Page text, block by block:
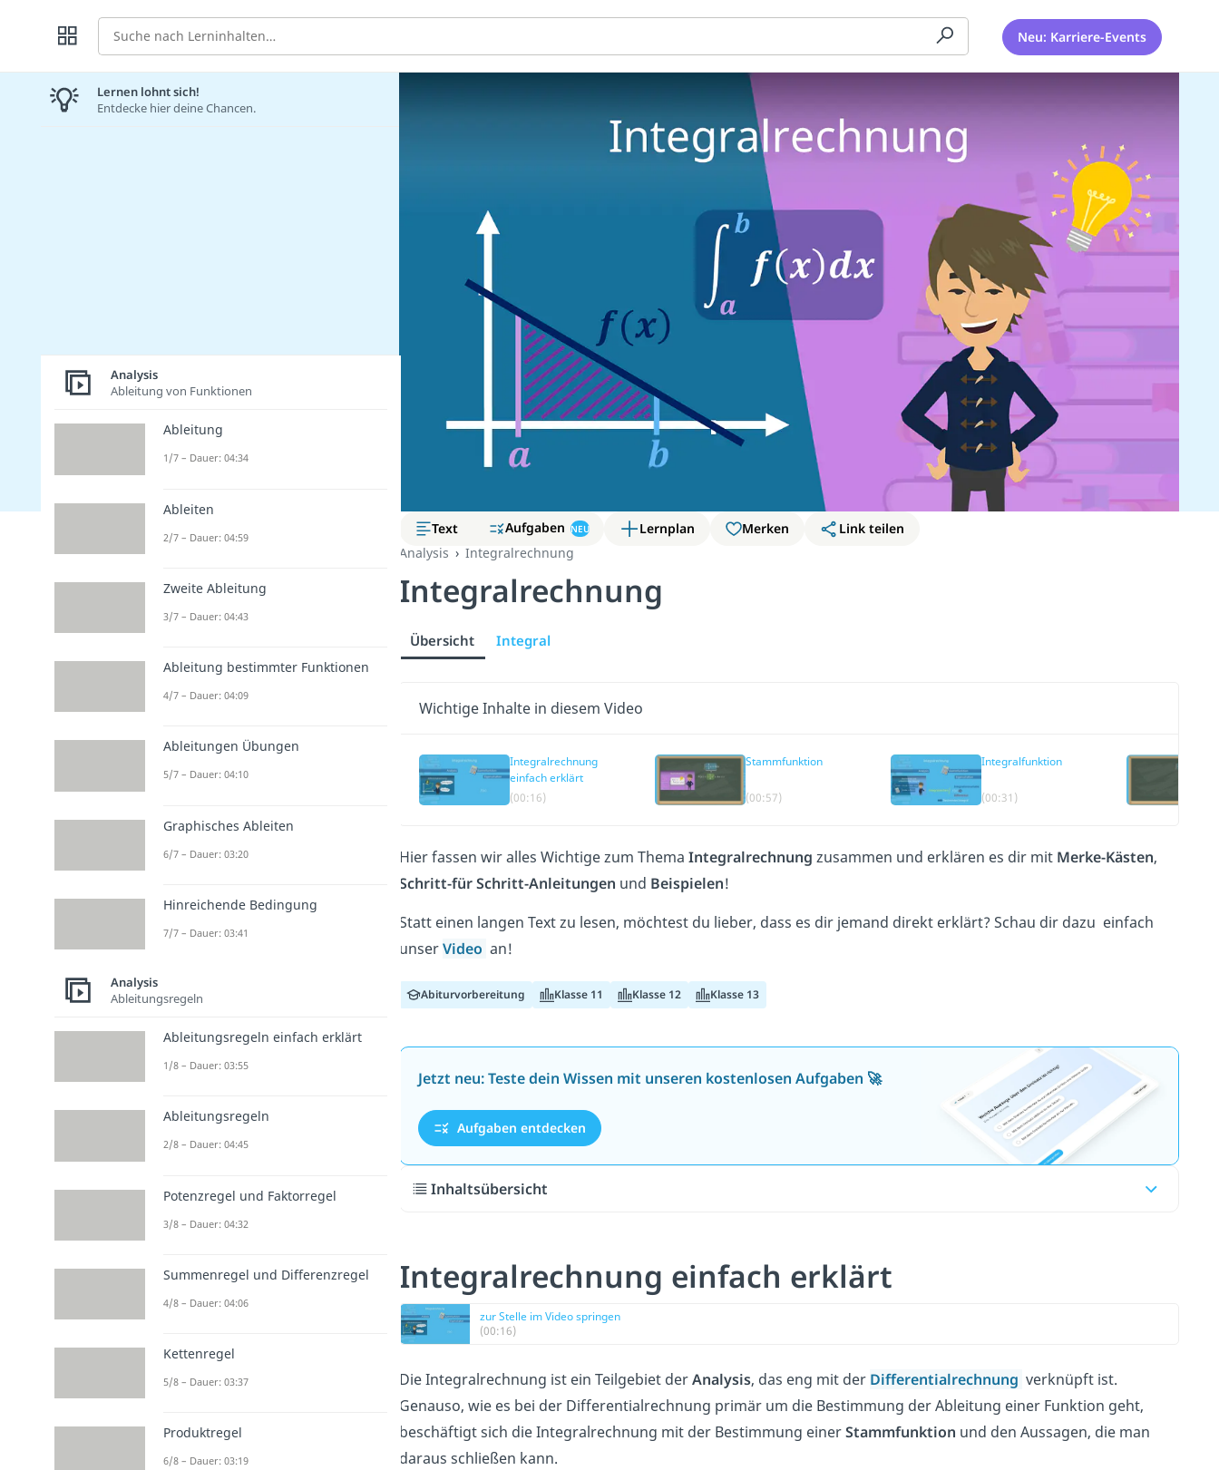
Suche Neu: Karriere-Events
Text Aufgaben NEU Lernplan Merken
Link teilen
Analysis
Integralrechnung
Integralrechnung
Übersicht Integral
Wichtige Inhalte in diesem Video
Integralrechnung
einfach erklärt
(00:16)
Stammfunktion
(00:57)
Integralfunktion
(00:31)
Hier fassen wir alles Wichtige zum Thema Integralrechnung zusammen und erklären es dir mitMerke-Kästen,
Schritt-für Schritt-Anleitungen und Beispielen!
Statt einen langen Text zu lesen, möchtest du lieber, dass es dir jemand direkt erklärt? Schau dir dazu einfach
unserVideo an!
Abiturvorbereitung Klasse 11 Klasse 12 Klasse 13
Jetzt neu: Teste dein Wissen mit unseren kostenlosen Aufgaben 🚀
Aufgaben entdecken
Inhaltsübersicht
Integralrechnung einfach erklärt
zur Stelle im Video springen
(00:16)
Die Integralrechnung ist ein Teilgebiet derAnalysis, das eng mit der Differentialrechnung verknüpft ist.
Genauso, wie es bei der Differentialrechnung primär um die Bestimmung der Ableitung einer Funktion geht,
beschäftigt sich die Integralrechnung mit der Bestimmung einerStammfunktion und den Aussagen, die man
daraus schließen kann.
Lernen lohnt sich!
Entdecke hier deine Chancen.
Analysis
Ableitung von Funktionen
Ableitung
1/7 – Dauer: 04:34
Ableiten
2/7 – Dauer: 04:59
Zweite Ableitung
3/7 – Dauer: 04:43
Ableitung bestimmter Funktionen
4/7 – Dauer: 04:09
Ableitungen Übungen
5/7 – Dauer: 04:10
Graphisches Ableiten
6/7 – Dauer: 03:20
Hinreichende Bedingung
7/7 – Dauer: 03:41
Analysis
Ableitungsregeln
Ableitungsregeln einfach erklärt
1/8 – Dauer: 03:55
Ableitungsregeln
2/8 – Dauer: 04:45
Potenzregel und Faktorregel
3/8 – Dauer: 04:32
Summenregel und Differenzregel
4/8 – Dauer: 04:06
Kettenregel
5/8 – Dauer: 03:37
Produktregel
6/8 – Dauer: 03:19